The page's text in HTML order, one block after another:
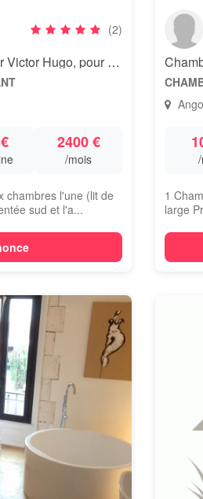
(2)
Chambres à louer quartier Victor Hugo, pour le festival de la BD
2400 €
/mois
chambres l'une (lit de
sud et l'a...
1
large